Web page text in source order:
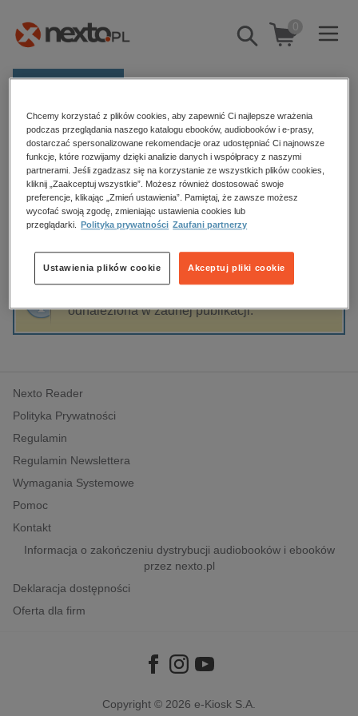
Pokaż/schowaj
wyszukiwarkę
0
Kategorie
Zobacz wszystkie E-prasa
budownictwo, aranżacja wnętrz
biznesowe, branżowe, gospodarka
dzienniki
edukacja
hobby, sport, rozrywka
komputery, internet, technologie, informatyka
polityka, społeczno-informacyjne
psychologiczne
inne
popularno-naukowe
historia
Strona główna Michał Koralewski
Michał Koralewski
Sortowanie Filtrowanie
odnaleziona w żadnej publikacji.
Nexto Reader
Polityka Prywatności
Regulamin
Regulamin Newslettera
Wymagania Systemowe
Pomoc
Kontakt
Informacja o zakończeniu dystrybucji audiobooków i ebooków
przez nexto.pl
Deklaracja dostępności
Oferta dla firm
Copyright © 2026 e-Kiosk S.A.
Chcemy korzystać z plików cookies, aby zapewnić Ci najlepsze wrażenia
podczas przeglądania naszego katalogu ebooków, audiobooków i e-prasy,
dostarczać spersonalizowane rekomendacje oraz udostępniać Ci najnowsze
funkcje, które rozwijamy dzięki analizie danych i współpracy z naszymi
partnerami. Jeśli zgadzasz się na korzystanie ze wszystkich plików cookies,
kliknij „Zaakceptuj wszystkie”. Możesz również dostosować swoje
preferencje, klikając „Zmień ustawienia”. Pamiętaj, że zawsze możesz
wycofać swoją zgodę, zmieniając ustawienia cookies lub
przeglądarki.
Polityka prywatności Zaufani partnerzy
Akceptuj pliki cookie
Ustawienia plików cookie